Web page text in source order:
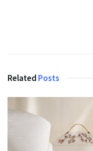
Related Posts